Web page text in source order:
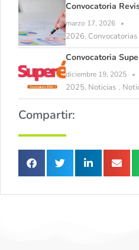
Convocatoria
marzo 17, 2026
2026, Convocatorias
Convocatoria
diciembre 19, 2025
2025, Noticias ,
Compartir: